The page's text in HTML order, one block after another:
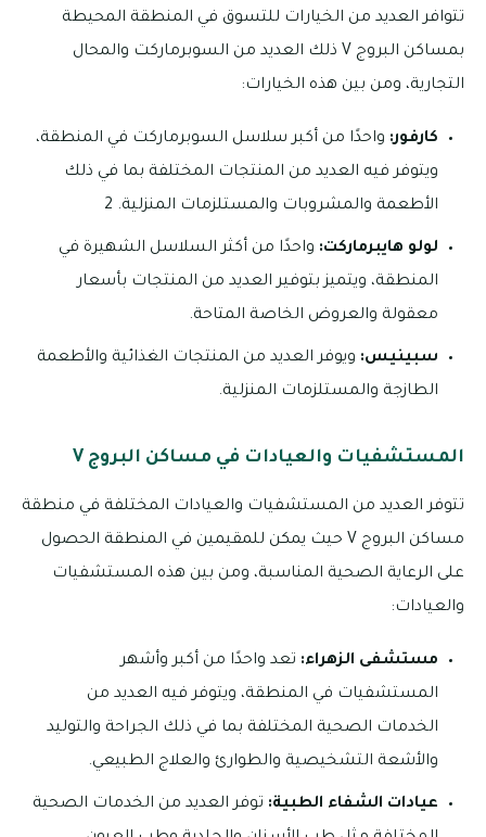
تتوافر العديد من الخيارات للتسوق في المنطقة المحيطة
بمساكن البروج V ذلك العديد من السوبرماركت والمحال
التجارية، ومن بين هذه الخيارات:
كارفور: واحدًا من أكبر سلاسل السوبرماركت في المنطقة،
ويتوفر فيه العديد من المنتجات المختلفة بما في ذلك
الأطعمة والمشروبات والمستلزمات المنزلية. 2
لولو هايبرماركت: واحدًا من أكثر السلاسل الشهيرة في
المنطقة، ويتميز بتوفير العديد من المنتجات بأسعار
معقولة والعروض الخاصة المتاحة.
سبينيس: ويوفر العديد من المنتجات الغذائية والأطعمة
الطازجة والمستلزمات المنزلية.
المستشفيات والعيادات في مساكن البروج V
تتوفر العديد من المستشفيات والعيادات المختلفة في منطقة
مساكن البروج V حيث يمكن للمقيمين في المنطقة الحصول
على الرعاية الصحية المناسبة، ومن بين هذه المستشفيات
والعيادات:
مستشفى الزهراء: تعد واحدًا من أكبر وأشهر
المستشفيات في المنطقة، ويتوفر فيه العديد من
الخدمات الصحية المختلفة بما في ذلك الجراحة والتوليد
والأشعة التشخيصية والطوارئ والعلاج الطبيعي.
عيادات الشفاء الطبية: توفر العديد من الخدمات الصحية